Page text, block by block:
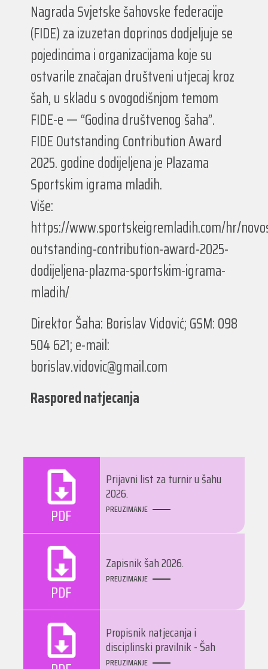
Nagrada Svjetske šahovske federacije
(FIDE) za izuzetan doprinos dodjeljuje se
pojedincima i organizacijama koje su
ostvarile značajan društveni utjecaj kroz
šah, u skladu s ovogodišnjom temom
FIDE-e — “Godina društvenog šaha”.
FIDE Outstanding Contribution Award
2025. godine dodijeljena je Plazama
Sportskim igrama mladih.
Više:
https://www.sportskeigremladih.com/hr/
outstanding-contribution-award-2025-
dodijeljena-plazma-sportskim-igrama-
mladih/
Direktor Šaha: Borislav Vidović; GSM: 098
504 621; e-mail:
borislav.vidovic@gmail.com
Raspored natjecanja
PDF
Prijavni list za turnir u šahu
2026.
PREUZIMANJE
PDF
Zapisnik šah 2026.
PREUZIMANJE
Propisnik natjecanja i
disciplinski pravilnik - Šah
PREUZIMANJE